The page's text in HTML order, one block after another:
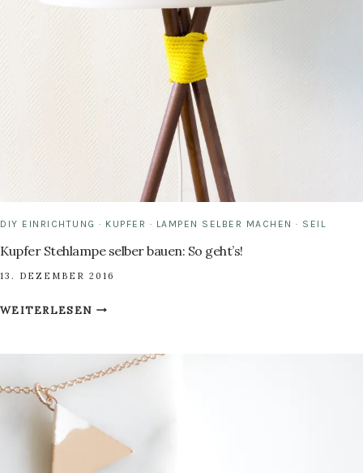
DIY EINRICHTUNG · KUPFER · LAMPEN SELBER MACHEN · SEIL
Kupfer Stehlampe selber bauen: So geht’s!
13. DEZEMBER 2016
WEITERLESENKUPFER
BAUEN:
SO